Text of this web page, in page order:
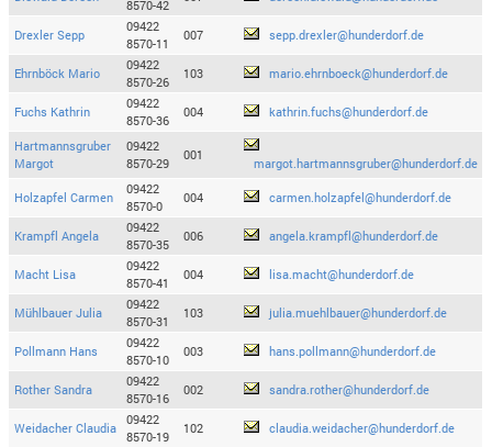
8570-42
Drexler Sepp
09422
8570-11
007 sepp.drexler@hunderdorf.de
Ehrnböck Mario
09422
8570-26
103 mario.ehrnboeck@hunderdorf.de
Fuchs Kathrin
09422
8570-36
004 kathrin.fuchs@hunderdorf.de
Hartmannsgruber
Margot
09422
8570-29
001
margot.hartmannsgruber@hunderdorf.de
Holzapfel Carmen
09422
8570-0
004 carmen.holzapfel@hunderdorf.de
Krampfl Angela
09422
8570-35
006 angela.krampfl@hunderdorf.de
Macht Lisa
09422
8570-41
004 lisa.macht@hunderdorf.de
Mühlbauer Julia
09422
8570-31
103 julia.muehlbauer@hunderdorf.de
Pollmann Hans
09422
8570-10
003 hans.pollmann@hunderdorf.de
Rother Sandra
09422
8570-16
002 sandra.rother@hunderdorf.de
Weidacher Claudia
09422
8570-19
102 claudia.weidacher@hunderdorf.de